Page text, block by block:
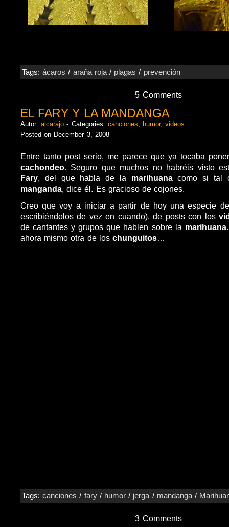
Tags:ácaros / araña roja/ plagas / prevención
5 Comments
EL FARY Y LA MANDANGA
Autor:alcarajo - Categories: canciones ,humor,videos
Posted on December 3, 2008
Entre tanto post serio, me parece que ya tocaba
cachondeo. Seguro que muchos no habréis visto
Fary, del que habla de la marihuanacomo si tal
manganda, dice él. Es gracioso de cojones.
Creo que voy a iniciar a partir de hoy una especie
escribiéndolos de vez en cuando), de posts con los
de cantantes y grupos que hablen sobre la marihuana
ahora mismo otra de los chunguitos…
Tags:canciones / fary/ humor / jerga / mandanga/
3 Comments